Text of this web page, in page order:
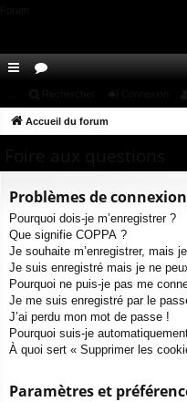
co
s
u
Accueil du forum
Problèmes de
Pourquoi dois-je m’enregistrer ?
Que signifie COPPA ?
Je souhaite m’enregistrer, mais
Je suis enregistré mais je ne
Pourquoi ne puis-je pas me
Je me suis enregistré par le
J’ai perdu mon mot de passe !
Pourquoi suis-je
À quoi sert « Supprimer les
Paramètres et